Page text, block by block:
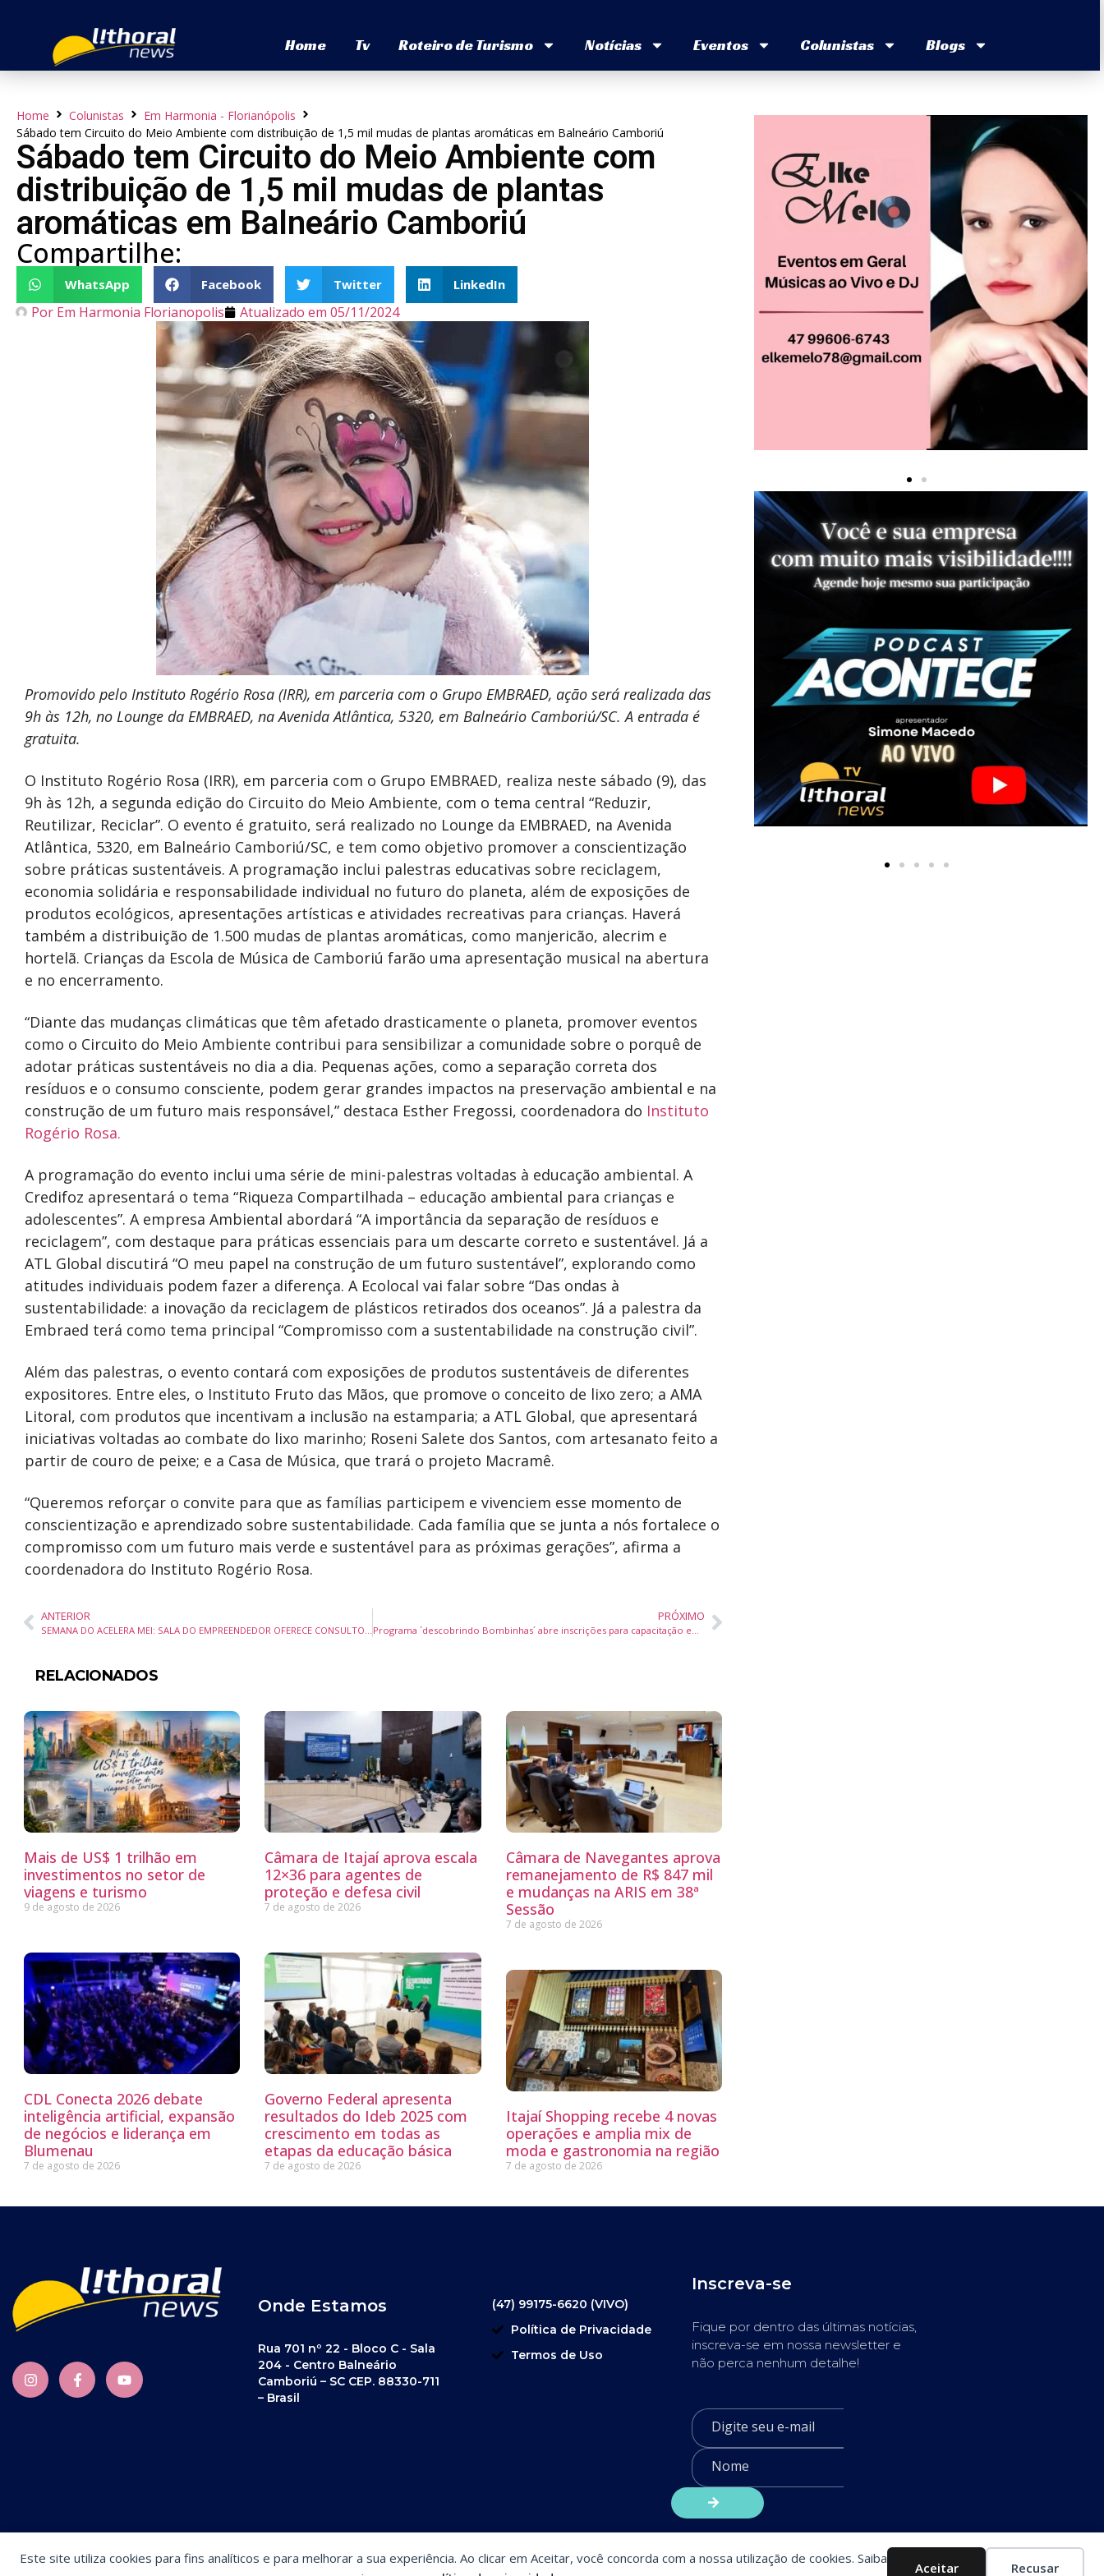
Este site utiliza cookies para fins analíticos e para melhorar a sua experiência. Ao clicar em Aceitar, você concorda com a nossa utilização de cookies. Saiba
Aceitar Recusar
Preferências de cookies
Home Tv Roteiro de Turismo Notícias Eventos Colunistas Blogs
Home Colunistas
Em Harmonia - Florianópolis
Sábado tem Circuito do Meio Ambiente com distribuição de 1,5 mil mudas de plantas aromáticas em Balneário Camboriú
Sábado tem Circuito do Meio Ambiente com
distribuição de 1,5 mil mudas de plantas
aromáticas em Balneário Camboriú
Compartilhe:
WhatsApp Facebook Twitter LinkedIn
Por Em Harmonia Florianopolis Atualizado em 05/11/2024
Promovido pelo Instituto Rogério Rosa (IRR), em parceria com o Grupo EMBRAED, ação será realizada das
9h às 12h, no Lounge da EMBRAED, na Avenida Atlântica, 5320, em Balneário Camboriú/SC. A entrada é
gratuita.
O Instituto Rogério Rosa (IRR), em parceria com o Grupo EMBRAED, realiza neste sábado (9), das
9h às 12h, a segunda edição do Circuito do Meio Ambiente, com o tema central “Reduzir,
Reutilizar, Reciclar”. O evento é gratuito, será realizado no Lounge da EMBRAED, na Avenida
Atlântica, 5320, em Balneário Camboriú/SC, e tem como objetivo promover a conscientização
sobre práticas sustentáveis. A programação inclui palestras educativas sobre reciclagem,
economia solidária e responsabilidade individual no futuro do planeta, além de exposições de
produtos ecológicos, apresentações artísticas e atividades recreativas para crianças. Haverá
também a distribuição de 1.500 mudas de plantas aromáticas, como manjericão, alecrim e
hortelã. Crianças da Escola de Música de Camboriú farão uma apresentação musical na abertura
e no encerramento.
“Diante das mudanças climáticas que têm afetado drasticamente o planeta, promover eventos
como o Circuito do Meio Ambiente contribui para sensibilizar a comunidade sobre o porquê de
adotar práticas sustentáveis no dia a dia. Pequenas ações, como a separação correta dos
resíduos e o consumo consciente, podem gerar grandes impactos na preservação ambiental e na
construção de um futuro mais responsável,” destaca Esther Fregossi, coordenadora do Instituto
Rogério Rosa.
A programação do evento inclui uma série de mini-palestras voltadas à educação ambiental. A
Credifoz apresentará o tema “Riqueza Compartilhada – educação ambiental para crianças e
adolescentes”. A empresa Ambiental abordará “A importância da separação de resíduos e
reciclagem”, com destaque para práticas essenciais para um descarte correto e sustentável. Já a
ATL Global discutirá “O meu papel na construção de um futuro sustentável”, explorando como
atitudes individuais podem fazer a diferença. A Ecolocal vai falar sobre “Das ondas à
sustentabilidade: a inovação da reciclagem de plásticos retirados dos oceanos”. Já a palestra da
Embraed terá como tema principal “Compromisso com a sustentabilidade na construção civil”.
Além das palestras, o evento contará com exposições de produtos sustentáveis de diferentes
expositores. Entre eles, o Instituto Fruto das Mãos, que promove o conceito de lixo zero; a AMA
Litoral, com produtos que incentivam a inclusão na estamparia; a ATL Global, que apresentará
iniciativas voltadas ao combate do lixo marinho; Roseni Salete dos Santos, com artesanato feito a
partir de couro de peixe; e a Casa de Música, que trará o projeto Macramê.
“Queremos reforçar o convite para que as famílias participem e vivenciem esse momento de
conscientização e aprendizado sobre sustentabilidade. Cada família que se junta a nós fortalece o
compromisso com um futuro mais verde e sustentável para as próximas gerações”, afirma a
coordenadora do Instituto Rogério Rosa.
ANTERIOR PRÓXIMO
RELACIONADOS
Mais de US$ 1 trilhão em
investimentos no setor de
viagens e turismo
9 de agosto de 2026
Câmara de Itajaí aprova escala
12×36 para agentes de
proteção e defesa civil
7 de agosto de 2026
Câmara de Navegantes aprova
remanejamento de R$ 847 mil
e mudanças na ARIS em 38ª
Sessão
7 de agosto de 2026
CDL Conecta 2026 debate
inteligência artificial, expansão
de negócios e liderança em
Blumenau
7 de agosto de 2026
Governo Federal apresenta
resultados do Ideb 2025 com
crescimento em todas as
etapas da educação básica
7 de agosto de 2026
Itajaí Shopping recebe 4 novas
operações e amplia mix de
moda e gastronomia na região
7 de agosto de 2026
Onde Estamos
Rua 701 nº 22 - Bloco C - Sala
204 - Centro Balneário
Camboriú – SC CEP. 88330-711
– Brasil
(47) 99175-6620 (VIVO)
Política de Privacidade
Termos de Uso
Inscreva-se
Fique por dentro das últimas notícias,
inscreva-se em nossa newsletter e
não perca nenhum detalhe!